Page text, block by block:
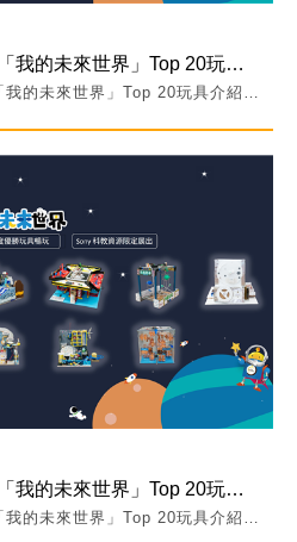
第14屆「我的未來世界」Top 20玩具介紹 PART III！
第14屆「我的未來世界」Top 20玩具介紹 PART II！